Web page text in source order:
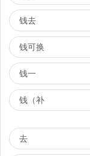
钱去
钱可换
钱一
钱（补
去